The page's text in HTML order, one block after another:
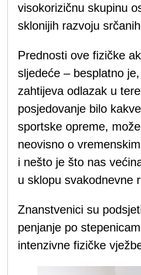
visokorizičnu skupinu
sklonijih razvoju
Prednosti ove fizičke
sljedeće – besplatno
zahtijeva odlazak u
posjedovanje bilo
sportske opreme,
neovisno o
i nešto je što nas
u sklopu svakodnevne
Znanstvenici su
penjanje po
intenzivne fizičke